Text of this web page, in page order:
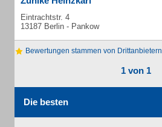
Eintrachtstr. 4
13187 Berlin - Pankow
Bewertungen stammen von Drittanbietern
1 von 1
Die besten